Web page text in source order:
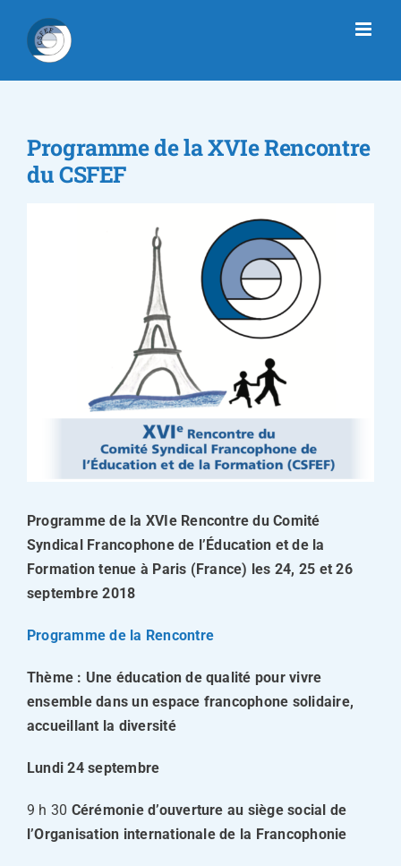
contenu
Programme de la XVIe Rencontre
du CSFEF
Programme de la XVIe Rencontre du Comité
Syndical Francophone de l’Éducation et de la
Formation tenue à Paris (France) les 24, 25 et 26
septembre 2018
Programme de la Rencontre
Thème : Une éducation de qualité pour vivre
ensemble dans un espace francophone solidaire,
accueillant la diversité
Lundi 24 septembre
9 h 30 Cérémonie d’ouverture au siège social de
l’Organisation internationale de la Francophonie